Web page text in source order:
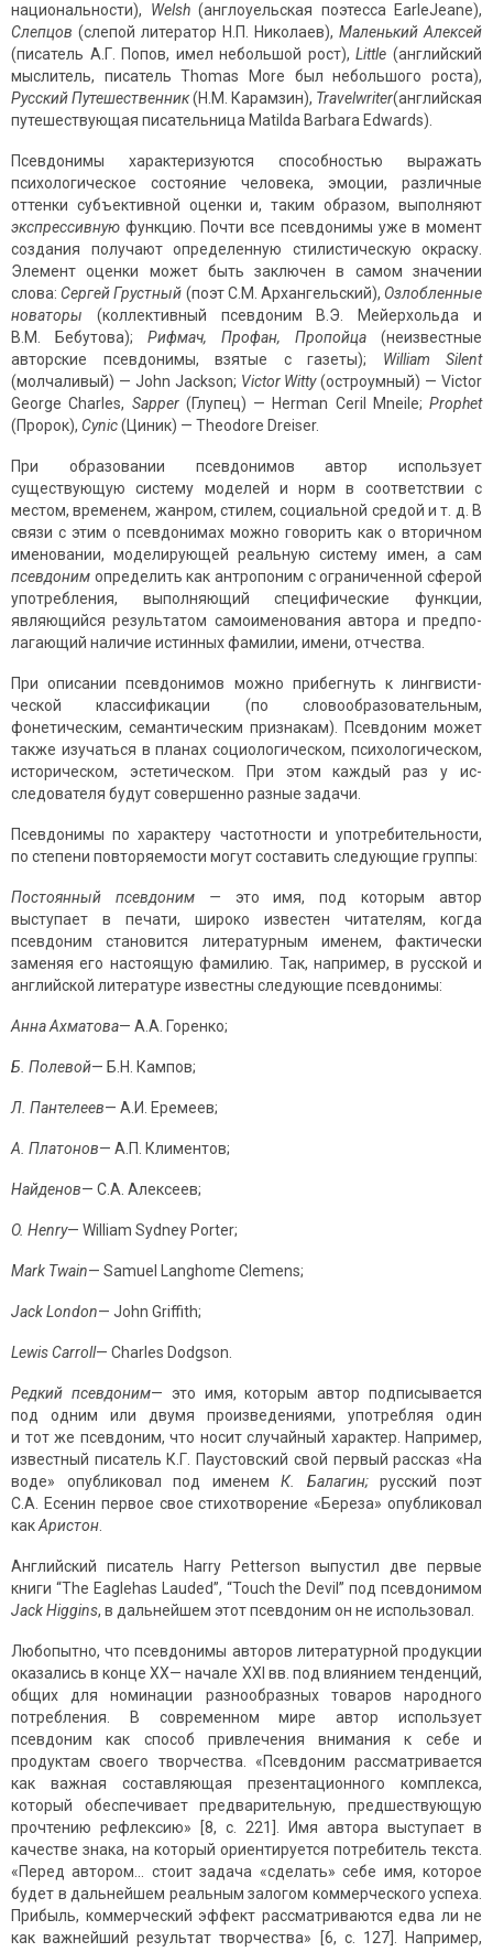
национальности), Welsh (англоуельская поэтесса EarleJeane),
Слепцов (слепой литератор Н.П. Николаев), Маленький Алексей
(писатель А.Г. Попов, имел небольшой рост),Little(английский
мыслитель, писатель Thomas More был небольшого роста),
Русский Путешественник(Н.М. Карамзин), Travelwriter(английская
путешествующая писательница Matilda Barbara Edwards).
Псевдонимы характеризуются способностью выражать
психологическое со­стояние человека, эмоции, различные
оттенки субъективной оценки и, таким образом, выполняют
экспрессивную функцию. Почти все псевдонимы уже в момент
создания получают определенную стилистическую окраску.
Элемент оценки может быть заключен в самом значении
слова: Сергей Грустный (поэт С.М. Архангельский), Озлобленные
новаторы (коллективный псевдоним В.Э. Мейерхольда и
В.М. Бебутова); Рифмач, Профан, Пропойца (неизвестные
авторские псевдонимы, взятые с газеты); William Silent
(молчаливый) — John Jackson; VictorWitty(остроумный) — Victor
George Charles, Sapper (Глупец) — Herman Ceril Mneile; Prophet
(Пророк), Cynic(Циник) — Theodore Dreiser.
При образовании псевдонимов автор использует
существующую систему моделей и норм в соответствии с
местом, временем, жанром, стилем, социаль­ной средой и т. д. В
связи с этим о псевдонимах можно говорить как о вторичном
именовании, моделирующей реальную систему имен, а сам
псевдоним опре­делить как антропоним с ограниченной сферой
употребления, выполняющий специфические функции,
являющийся результатом самоименования автора и предпо­
лагающий наличие истинных фамилии, имени, отчества.
При описании псевдонимов можно прибегнуть к лингвисти­
ческой классифи­кации (по словообразовательным,
фонетическим, семантическим призна­кам). Псевдоним может
также изучаться в планах социологическом, психоло­гическом,
историческом, эстети­ческом. При этом каждый раз у ис­
следователя будут совершенно разные задачи.
Псевдонимы по характеру частотности и употребительности,
по степени повторяемости могут составить следующие группы:
Постоянный псевдоним — это имя, под которым автор
выступает в печати, широко известен читателям, когда
псевдоним становится литературным именем, фактически
заменяя его настоящую фамилию. Так, например, в русской и
английской литературе известны следующие псевдонимы:
Анна Ахматова— А.А. Горенко;
Б. Полевой— Б.Н. Кампов;
Л. Пантелеев— А.И. Еремеев;
А. Платонов— А.П. Климентов;
Найденов— С.А. Алексеев;
O. Henry— William Sydney Porter;
Mark Twain— Samuel Langhome Clemens;
JackLondon— John Griffith;
Lewis Carroll— Charles Dodgson.
Редкий псевдоним— это имя, которым автор подписывается
под одним или двумя произведениями, употребляя один
и тот же псевдоним, что носит случайный характер. Например,
известный писатель К.Г. Паустовский свой первый рассказ «На
воде» опубликовал под именемК. Балагин;русский поэт
С.А. Есенин первое свое стихотворение «Береза» опубликовал
какАристон
Английский писатель Harry Petterson выпустил две первые
книги “The Eaglehas Lauded”, “Touch the Devil” под псевдонимом
JackHiggins, в дальнейшем этот псевдоним он не использовал.
Любопытно, что псевдонимы авторов литературной продукции
оказались в конце XX— начале XXI вв. под влиянием тенденций,
общих для номинации разнообразных товаров народного
потребления. В современном мире автор ис­пользует
псевдоним как способ привлечения внимания к себе и
продуктам сво­его творчества. «Псевдоним рассматривается
как важная составляющая презен­тационного комплекса,
который обеспечивает предварительную, предшест­вующую
прочтению рефлексию» [8, с. 221]. Имя автора выступает в
качестве знака, на который ориентируется потребитель текста.
«Перед автором... стоит задача «сделать» себе имя, которое
будет в дальнейшем реальным залогом коммерче­ского успеха.
Прибыль, коммерческий эффект рассматриваются едва ли не
как важнейший результат творчества» [6, с. 127]. Например,